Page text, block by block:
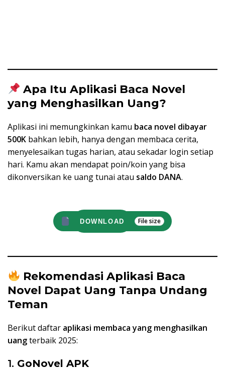
Apa Itu Aplikasi Baca Novel
yang Menghasilkan Uang?
Aplikasi ini memungkinkan kamu baca novel dibayar
500K bahkan lebih, hanya dengan membaca cerita,
menyelesaikan tugas harian, atau sekadar login setiap
hari. Kamu akan mendapat poin/koin yang bisa
dikonversikan ke uang tunai atau saldo DANA.
DOWNLOAD File size
Rekomendasi Aplikasi Baca
Novel Dapat Uang Tanpa Undang
Teman
Berikut daftar aplikasi membaca yang menghasilkan
uangterbaik 2025:
1. GoNovel APK